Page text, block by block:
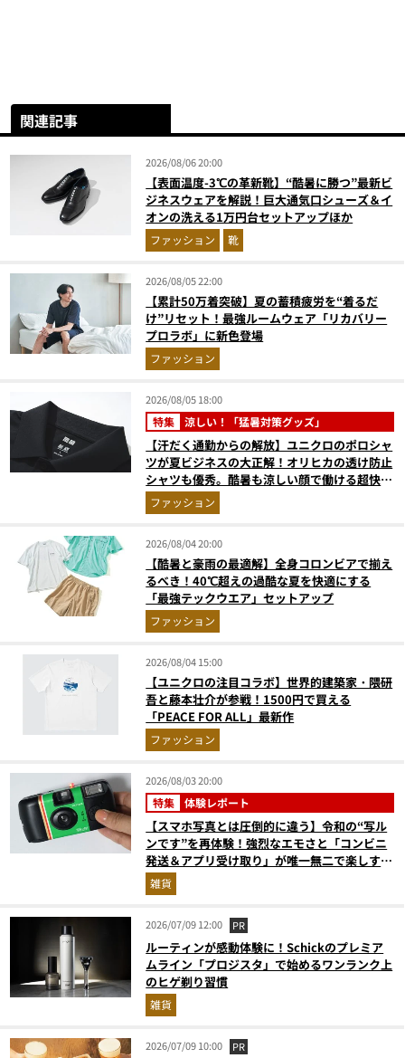
関連記事
2026/08/06 20:00
【表面温度-3℃の革新靴】“酷暑に勝つ”最新ビ
ジネスウェアを解説！巨大通気口シューズ＆イ
オンの洗える1万円台セットアップほか
ファッション 靴
2026/08/05 22:00
【累計50万着突破】夏の蓄積疲労を“着るだ
け”リセット！最強ルームウェア「リカバリー
プロラボ」に新色登場
ファッション
2026/08/05 18:00
特集 涼しい！「猛暑対策グッズ」
【汗だく通勤からの解放】ユニクロのポロシャ
ツが夏ビジネスの大正解！オリヒカの透け防止
シャツも優秀。酷暑も涼しい顔で働ける超快適
ウエアの実力
ファッション
2026/08/04 20:00
【酷暑と豪雨の最適解】全身コロンビアで揃え
るべき！40℃超えの過酷な夏を快適にする
「最強テックウエア」セットアップ
ファッション
2026/08/04 15:00
【ユニクロの注目コラボ】世界的建築家・隈研
吾と藤本壮介が参戦！1500円で買える
「PEACE FOR ALL」最新作
ファッション
2026/08/03 20:00
特集 体験レポート
【スマホ写真とは圧倒的に違う】令和の“写ル
ンです”を再体験！強烈なエモさと「コンビニ
発送＆アプリ受け取り」が唯一無二で楽しすぎ
た雑貨
2026/07/09 12:00 PR
ルーティンが感動体験に！Schickのプレミア
ムライン「プロジスタ」で始めるワンランク上
のヒゲ剃り習慣
雑貨
2026/07/09 10:00 PR